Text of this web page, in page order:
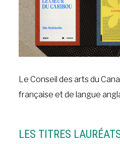
Le Conseil des arts du
française et de langue
LES TITRES